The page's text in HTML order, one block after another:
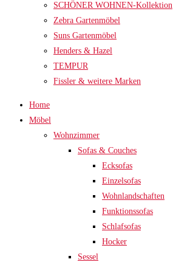
SCHÖNER WOHNEN-Kollektion
Zebra Gartenmöbel
Suns Gartenmöbel
Henders & Hazel
TEMPUR
Fissler & weitere Marken
Home
Möbel
Wohnzimmer
Sofas & Couches
Ecksofas
Einzelsofas
Wohnlandschaften
Funktionssofas
Schlafsofas
Hocker
Sessel